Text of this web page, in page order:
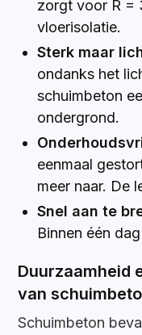
zorgt voor R =
vloerisolatie.
Sterk maar
ondanks het
schuimbeton
ondergrond.
eenmaal
meer naar. De
Snel aan te
Binnen één
Duurzaamheid
van
Schuimbeton